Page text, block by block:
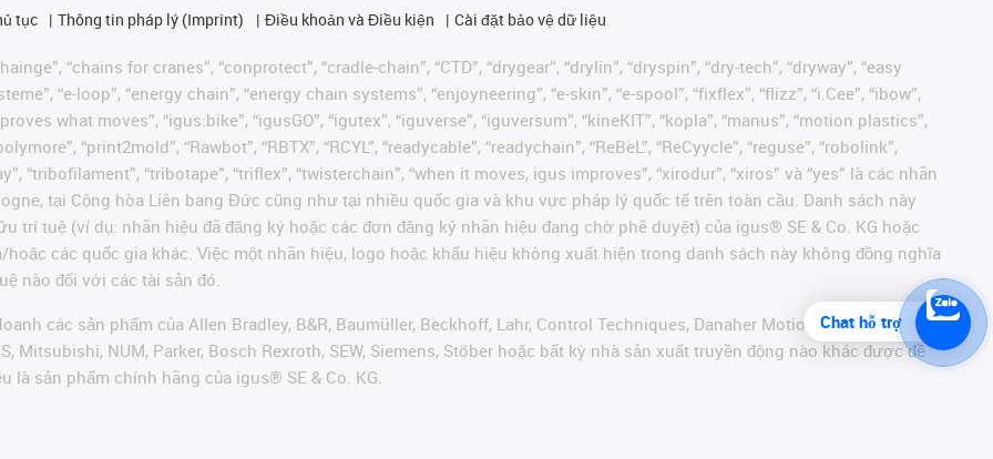
tục Thông tin pháp lý (Imprint) Điều khoản và Điều kiện Cài đặt bảo vệ dữ liệu
“chains for cranes”, “conprotect”, “cradle-chain”, “CTD”, “drygear”, “drylin”, “dryspin”, “dry-tech”, “dryway”, “easy
“e-loop”, “energy chain”, “energy chain systems”, “enjoyneering”, “e-skin”, “e-spool”, “fixflex”, “flizz”, “i.Cee”, “ibow”,
what moves”, “igus:bike”, “igusGO”, “igutex”, “iguverse”, “iguversum”, “kineKIT”, “kopla”, “manus”, “motion plastics”,
“print2mold”, “Rawbot”, “RBTX”, “RCYL”, “readycable”, “readychain”, “ReBeL”, “ReCyycle”, “reguse”, “robolink”,
“tribofilament”, “tribotape”, “triflex”, “twisterchain”, “when it moves, igus improves”, “xirodur”, “xiros” và “yes” là các nhãn
tại Cộng hòa Liên bang Đức cũng như tại nhiều quốc gia và khu vực pháp lý quốc tế trên toàn cầu. Danh sách này
trí tuệ (ví dụ: nhãn hiệu đã đăng ký hoặc các đơn đăng ký nhãn hiệu đang chờ phê duyệt) của igus® SE & Co. KG hoặc
các quốc gia khác. Việc một nhãn hiệu, logo hoặc khẩu hiệu không xuất hiện trong danh sách này không đồng nghĩa
nào đối với các tài sản đó.
các sản phẩm của Allen Bradley, B&R, Baumüller, Beckhoff, Lahr, Control Techniques, Danaher Motion, ELAU, FAGOR,
Mitsubishi, NUM, Parker, Bosch Rexroth, SEW, Siemens, Stöber hoặc bất kỳ nhà sản xuất truyền động nào khác được đề
sản phẩm chính hãng của igus® SE & Co. KG.
Chat hỗ trợ